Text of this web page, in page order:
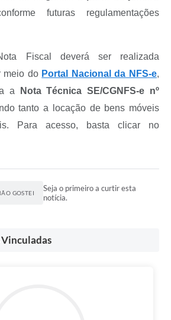
futuras regulamentações
Fiscal deverá ser realizada
meio do Portal Nacional da NFS-e,
a
Nota Técnica SE/CGNFS-e nº
tanto a locação de bens móveis
Para acesso, basta clicar no
GOSTEI
Seja o primeiro a curtir esta
notícia.